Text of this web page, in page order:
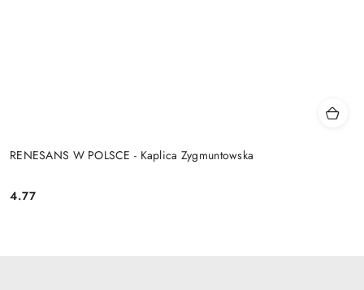
RENESANS W POLSCE - Kaplica Zygmuntowska
Cena:
4.77